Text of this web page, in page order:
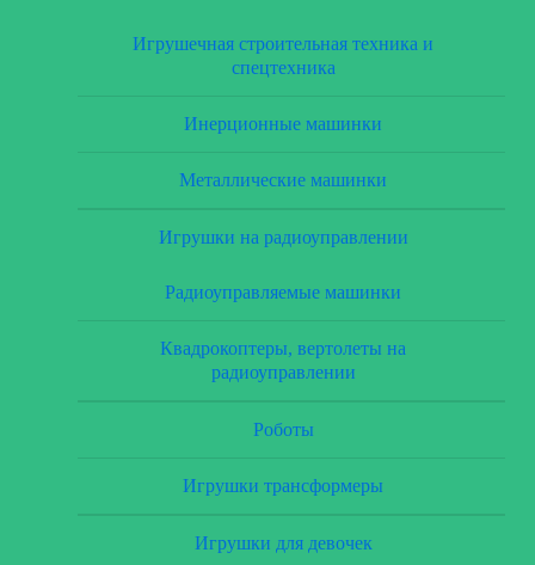
Игрушечная строительная техника и
спецтехника
Инерционные машинки
Металлические машинки
Игрушки на радиоуправлении
Радиоуправляемые машинки
Квадрокоптеры, вертолеты на
радиоуправлении
Роботы
Игрушки трансформеры
Игрушки для девочек